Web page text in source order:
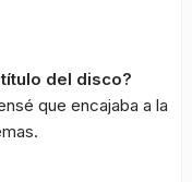
del disco?
que encajaba a la